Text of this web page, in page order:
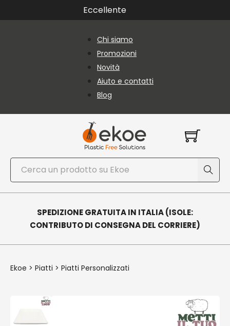
Vai al contenuto principale
Vai al piè di paginaEccellente
Chi siamo
Promozioni
Novità
Aiuto e contatti
Blog
Cerca
SPEDIZIONE GRATUITA IN ITALIA (ISOLE:
CONTRIBUTO DI CONSEGNA DEL CORRIERE)
Ekoe > Piatti > Piatti Personalizzati